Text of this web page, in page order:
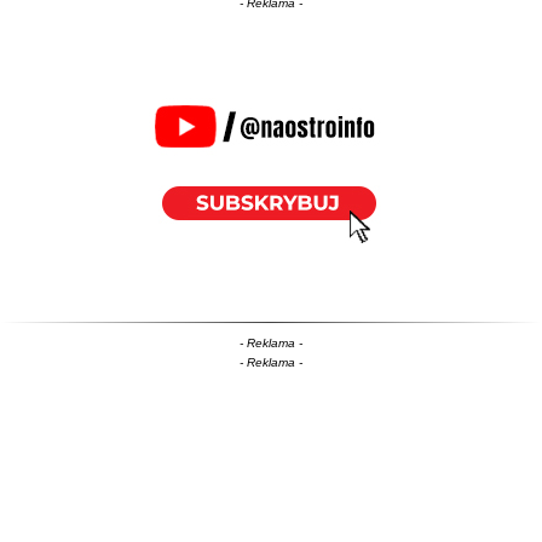
- Reklama -
- Reklama -
- Reklama -